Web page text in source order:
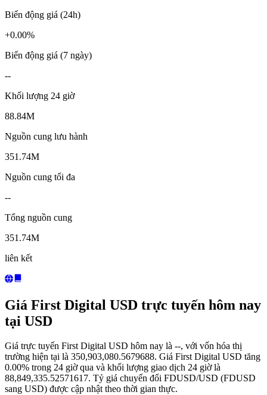
Biến động giá (24h)
+0.00%
Biến động giá (7 ngày)
--
Khối lượng 24 giờ
88.84M
Nguồn cung lưu hành
351.74M
Nguồn cung tối đa
--
Tổng nguồn cung
351.74M
liên kết
Giá First Digital USD trực tuyến hôm nay
tại USD
Giá trực tuyến First Digital USD hôm nay là --, với vốn hóa thị
trường hiện tại là 350,903,080.5679688. Giá First Digital USD tăng
0.00% trong 24 giờ qua và khối lượng giao dịch 24 giờ là
88,849,335.52571617. Tỷ giá chuyển đổi FDUSD/USD (FDUSD
sang USD) được cập nhật theo thời gian thực.